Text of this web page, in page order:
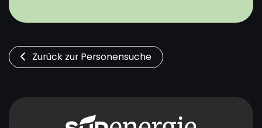
Zurück zur Personensuche